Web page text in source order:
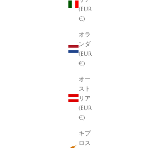
(EUR
€)
オラ
ンダ
(EUR
€)
オー
スト
リア
(EUR
€)
キプ
ロス